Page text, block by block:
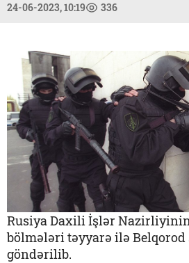
24-06-2023, 10:19 336
Rusiya Daxili İşlər Nazirliyinin
bölmələri təyyarə ilə
göndərilib.